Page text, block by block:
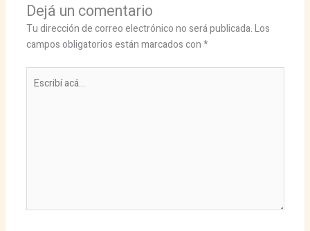
Dejá un comentario
Tu dirección de correo electrónico no será publicada.Los
campos obligatorios están marcados con*
acá...